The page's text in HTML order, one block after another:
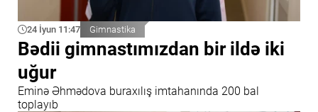
24 İyun 11:47 Gimnastika
Bədii gimnastımızdan bir ildə iki
uğur
Eminə Əhmədova buraxılış imtahanında 200 bal
toplayıb